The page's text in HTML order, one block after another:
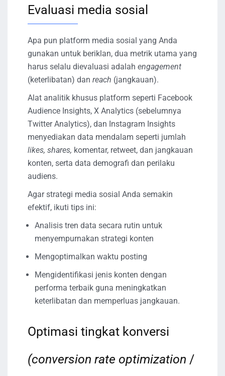
Evaluasi media sosial
Apa pun platform media sosial yang Anda
gunakan untuk beriklan, dua metrik utama yang
harus selalu dievaluasi adalah engagement
(keterlibatan) dan reach (jangkauan).
Alat analitik khusus platform seperti Facebook
Audience Insights, X Analytics (sebelumnya
Twitter Analytics), dan Instagram Insights
menyediakan data mendalam seperti jumlah
likes, shares, komentar, retweet, dan jangkauan
konten, serta data demografi dan perilaku
audiens.
Agar strategi media sosial Anda semakin
efektif, ikuti tips ini:
Analisis tren data secara rutin untuk
menyempurnakan strategi konten
Mengoptimalkan waktu posting
Mengidentifikasi jenis konten dengan
performa terbaik guna meningkatkan
keterlibatan dan memperluas jangkauan.
Optimasi tingkat konversi
(conversion rate optimization /